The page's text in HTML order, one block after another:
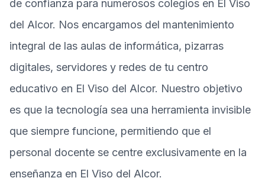
de confianza para numerosos colegios en El Viso
del Alcor. Nos encargamos del mantenimiento
integral de las aulas de informática, pizarras
digitales, servidores y redes de tu centro
educativo en El Viso del Alcor. Nuestro objetivo
es que la tecnología sea una herramienta invisible
que siempre funcione, permitiendo que el
personal docente se centre exclusivamente en la
enseñanza en El Viso del Alcor.